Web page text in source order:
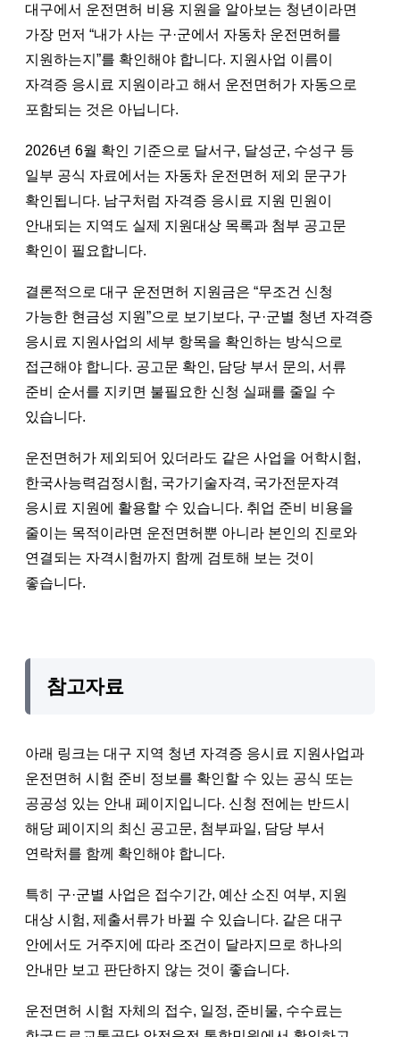
대구에서 운전면허 비용 지원을 알아보는 청년이라면
가장 먼저 “내가 사는 구·군에서 자동차 운전면허를
지원하는지”를 확인해야 합니다. 지원사업 이름이
자격증 응시료 지원이라고 해서 운전면허가 자동으로
포함되는 것은 아닙니다.
2026년 6월 확인 기준으로 달서구, 달성군, 수성구 등
일부 공식 자료에서는 자동차 운전면허 제외 문구가
확인됩니다. 남구처럼 자격증 응시료 지원 민원이
안내되는 지역도 실제 지원대상 목록과 첨부 공고문
확인이 필요합니다.
결론적으로 대구 운전면허 지원금은 “무조건 신청
가능한 현금성 지원”으로 보기보다, 구·군별 청년 자격증
응시료 지원사업의 세부 항목을 확인하는 방식으로
접근해야 합니다. 공고문 확인, 담당 부서 문의, 서류
준비 순서를 지키면 불필요한 신청 실패를 줄일 수
있습니다.
운전면허가 제외되어 있더라도 같은 사업을 어학시험,
한국사능력검정시험, 국가기술자격, 국가전문자격
응시료 지원에 활용할 수 있습니다. 취업 준비 비용을
줄이는 목적이라면 운전면허뿐 아니라 본인의 진로와
연결되는 자격시험까지 함께 검토해 보는 것이
좋습니다.
참고자료
아래 링크는 대구 지역 청년 자격증 응시료 지원사업과
운전면허 시험 준비 정보를 확인할 수 있는 공식 또는
공공성 있는 안내 페이지입니다. 신청 전에는 반드시
해당 페이지의 최신 공고문, 첨부파일, 담당 부서
연락처를 함께 확인해야 합니다.
특히 구·군별 사업은 접수기간, 예산 소진 여부, 지원
대상 시험, 제출서류가 바뀔 수 있습니다. 같은 대구
안에서도 거주지에 따라 조건이 달라지므로 하나의
안내만 보고 판단하지 않는 것이 좋습니다.
운전면허 시험 자체의 접수, 일정, 준비물, 수수료는